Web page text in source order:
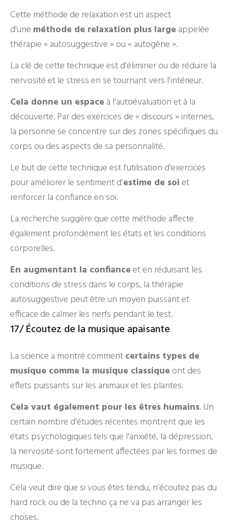
Cette méthode de relaxation est un aspect
d'une méthode de relaxation plus large appelée
thérapie « autosuggestive » ou « autogène ».
La clé de cette technique est d'éliminer ou de réduire la
nervosité et le stress en se tournant vers l'intérieur.
Cela donne un espace à l'autoévaluation et à la
découverte. Par des exercices de « discours » internes,
la personne se concentre sur des zones spécifiques du
corps ou des aspects de sa personnalité.
Le but de cette technique est l'utilisation d'exercices
pour améliorer le sentiment d'estime de soiet
renforcer la confiance en soi.
La recherche suggère que cette méthode affecte
également profondément les états et les conditions
corporelles.
En augmentant la confianceet en réduisant les
conditions de stress dans le corps, la thérapie
autosuggestive peut être un moyen puissant et
efficace de calmer les nerfs pendant le test.
17/ Écoutez de la musique apaisante
La science a montré commentcertains types de
musique comme la musique classique ont des
effets puissants sur les animaux et les plantes.
Cela vaut également pour les êtres humains. Un
certain nombre d'études récentes montrent que les
états psychologiques tels que l'anxiété, la dépression,
la nervosité sont fortement affectées par les formes de
musique.
Cela veut dire que si vous êtes tendu, n’écoutez pas du
hard rock ou de la techno ça ne va pas arranger les
choses.